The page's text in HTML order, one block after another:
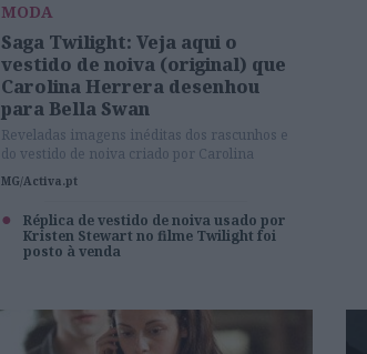
MODA
Saga Twilight: Veja aqui o
vestido de noiva (original) que
Carolina Herrera desenhou
para Bella Swan
Reveladas imagens inéditas dos rascunhos e
do vestido de noiva criado por Carolina
Herrera
MG/Activa.pt
Réplica de vestido de noiva usado por
Kristen Stewart no filme Twilight foi
posto à venda